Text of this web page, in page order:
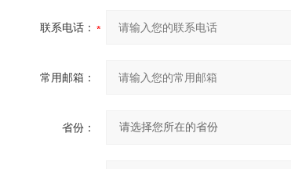
联系电话：
常用邮箱：
省份：